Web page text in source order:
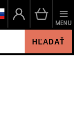
HĽADAŤ
MENU